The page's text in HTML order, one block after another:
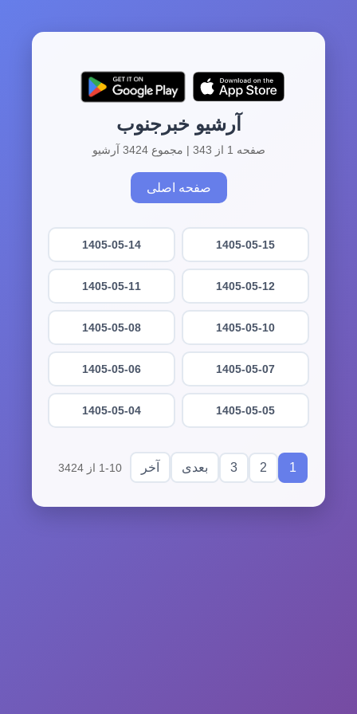
آرشیو خبرجنوب
صفحه 1 از 343 | مجموع 3424 آرشیو
صفحه اصلی
1405-05-15
1405-05-14
1405-05-12
1405-05-11
1405-05-10
1405-05-08
1405-05-07
1405-05-06
1405-05-05
1405-05-04
1
2
3 بعدی آخر 1-10 از 3424